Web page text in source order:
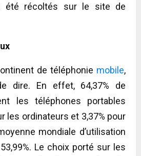
été récoltés sur le site de
de téléphonie mobile,
dire. En effet, 64,37% de
les téléphones portables
les ordinateurs et 3,37% pour
mondiale d’utilisation
Le choix porté sur les